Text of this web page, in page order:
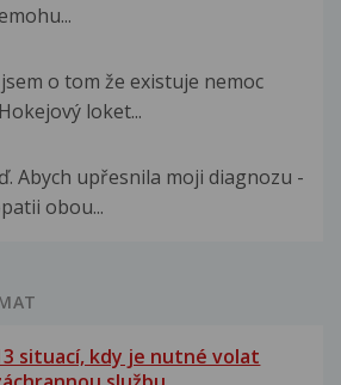
o tom že existuje nemoc
loket...
Abych upřesnila moji diagnozu -
obou...
situací, kdy je nutné volat